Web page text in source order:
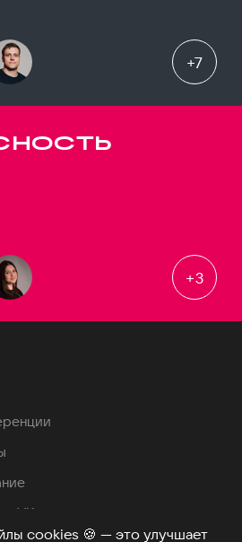
cookies 🍪 — это улучшает
+7
+3
VK